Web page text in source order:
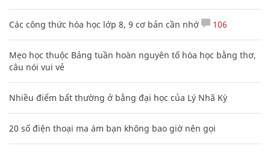
Các công thức hóa học lớp 8, 9 cơ bản cần nhớ 106
Mẹo học thuộc Bảng tuần hoàn nguyên tố hóa học bằng thơ,
câu nói vui vẻ
Nhiều điểm bất thường ở bằng đại học của Lý Nhã Kỳ
20 số điện thoại ma ám bạn không bao giờ nên gọi